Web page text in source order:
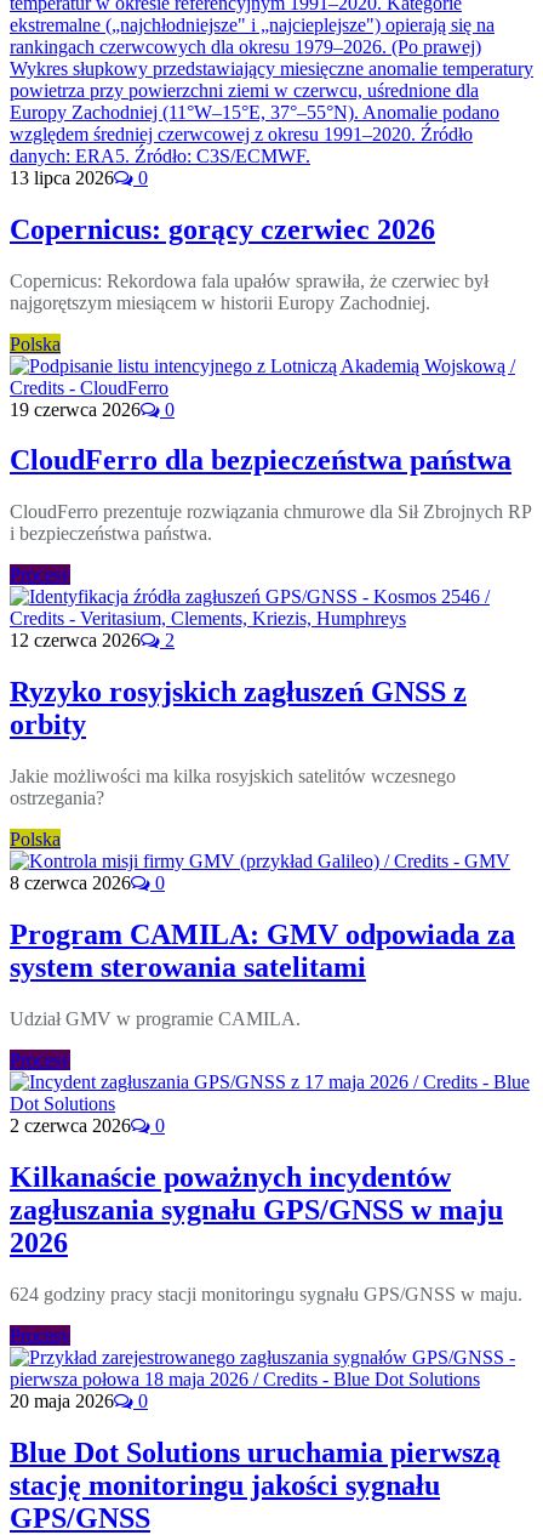
13 lipca 2026 0
Copernicus: gorący czerwiec 2026
Copernicus: Rekordowa fala upałów sprawiła, że czerwiec był
najgorętszym miesiącem w historii Europy Zachodniej.
Polska
19 czerwca 2026 0
CloudFerro dla bezpieczeństwa państwa
CloudFerro prezentuje rozwiązania chmurowe dla Sił Zbrojnych RP
i bezpieczeństwa państwa.
Procesy
12 czerwca 2026 2
Ryzyko rosyjskich zagłuszeń GNSS z
orbity
Jakie możliwości ma kilka rosyjskich satelitów wczesnego
ostrzegania?
Polska
8 czerwca 2026 0
Program CAMILA: GMV odpowiada za
system sterowania satelitami
Udział GMV w programie CAMILA.
Procesy
2 czerwca 2026 0
Kilkanaście poważnych incydentów
zagłuszania sygnału GPS/GNSS w maju
2026
624 godziny pracy stacji monitoringu sygnału GPS/GNSS w maju.
Procesy
20 maja 2026 0
Blue Dot Solutions uruchamia pierwszą
stację monitoringu jakości sygnału
GPS/GNSS